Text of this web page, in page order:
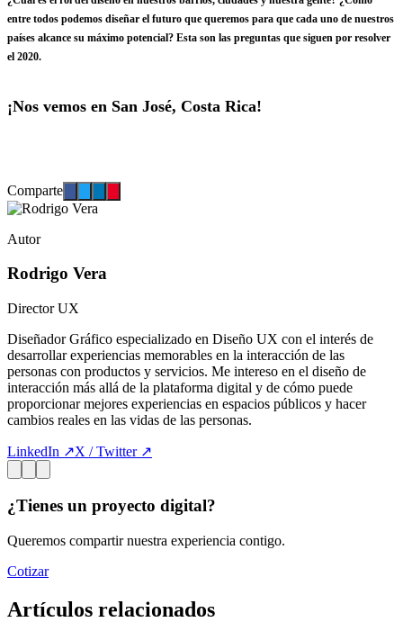
entre todos podemos diseñar el futuro que queremos para que cada uno de nuestros
países alcance su máximo potencial? Esta son las preguntas que siguen por resolver
el 2020.
¡Nos vemos en San José, Costa Rica!
Comparte
Autor
Rodrigo Vera
Director UX
Diseñador Gráfico especializado en Diseño UX con el interés de
desarrollar experiencias memorables en la interacción de las
personas con productos y servicios. Me intereso en el diseño de
interacción más allá de la plataforma digital y de cómo puede
proporcionar mejores experiencias en espacios públicos y hacer
cambios reales en las vidas de las personas.
LinkedIn ↗X / Twitter ↗
¿Tienes un proyecto digital?
Queremos compartir nuestra experiencia contigo.
Cotizar
Artículos relacionados